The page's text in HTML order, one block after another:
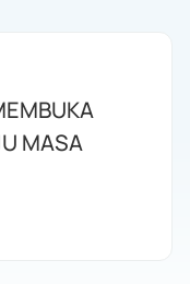
MASA